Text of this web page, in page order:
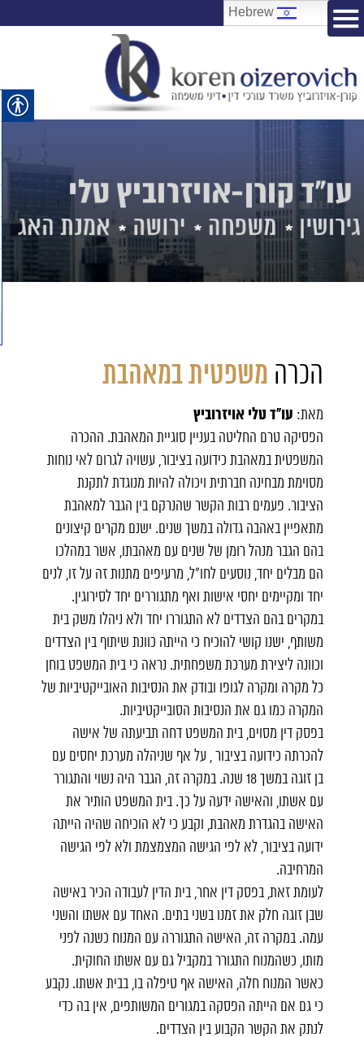
הכרה משפטית במאהבת
מאת: עו"ד טלי אויזרוביץ
הפסיקה טרם החליטה בעניין סוגיית המאהבת. ההכרה
המשפטית במאהבת כידועה בציבור, עשויה לגרום לאי נוחות
מסוימת מבחינה חברתית ויכולה להיות מנוגדת לתקנת
הציבור. פעמים רבות הקשר שהנרקם בין הגבר למאהבת
מתאפיין באהבה גדולה במשך שנים. ישנם מקרים קיצונים
בהם הגבר מנהל רומן של שנים עם מאהבתו, אשר במהלכו
הם מבלים יחד, נוסעים לחו"ל, מרעיפים מתנות זה על זו, לנים
יחד ומקיימים יחסי אישות ואף מתגוררים יחד לסירוגין.
במקרים בהם הצדדים לא התגוררו יחד ולא ניהלו משק בית
משותף, ישנו קושי להוכיח כי הייתה כוונת שיתוף בין הצדדים
וכוונה ליצירת מערכת משפחתית. נראה כי בית המשפט בוחן
כל מקרה ומקרה לגופו ובודק את הנסיבות האובייקטיביות של
המקרה כמו גם את הנסיבות הסובייקטיביות.
בפסק דין מסוים, בית המשפט דחה תביעתה של אישה
להכרתה כידועה בציבור , על אף שניהלה מערכת יחסים עם
בן זוגה במשך 18 שנה. במקרה זה, הגבר היה נשוי והתגורר
עם אשתו, והאישה ידעה על כך. בית המשפט הותיר את
האישה בהגדרת מאהבת, וקבע כי לא הוכיחה שהיה הייתה
ידועה בציבור, לא לפי הגישה המצמצמת ולא לפי הגישה
המרחיבה.
לעומת זאת, בפסק דין אחר, בית הדין לעבודה הכיר באישה
שבן זוגה חלק את זמנו בשני בתים. האחד עם אשתו והשני
עמה. במקרה זה, האישה התגוררה עם המנוח כשנה לפני
מותו, כשהמנוח התגורר במקביל גם עם אשתו החוקית.
כאשר המנוח חלה, האישה אף טיפלה בו, בבית אשתו. נקבע
כי גם אם הייתה הפסקה במגורים המשותפים, אין בה כדי
לנתק את הקשר הקבוע בין הצדדים.